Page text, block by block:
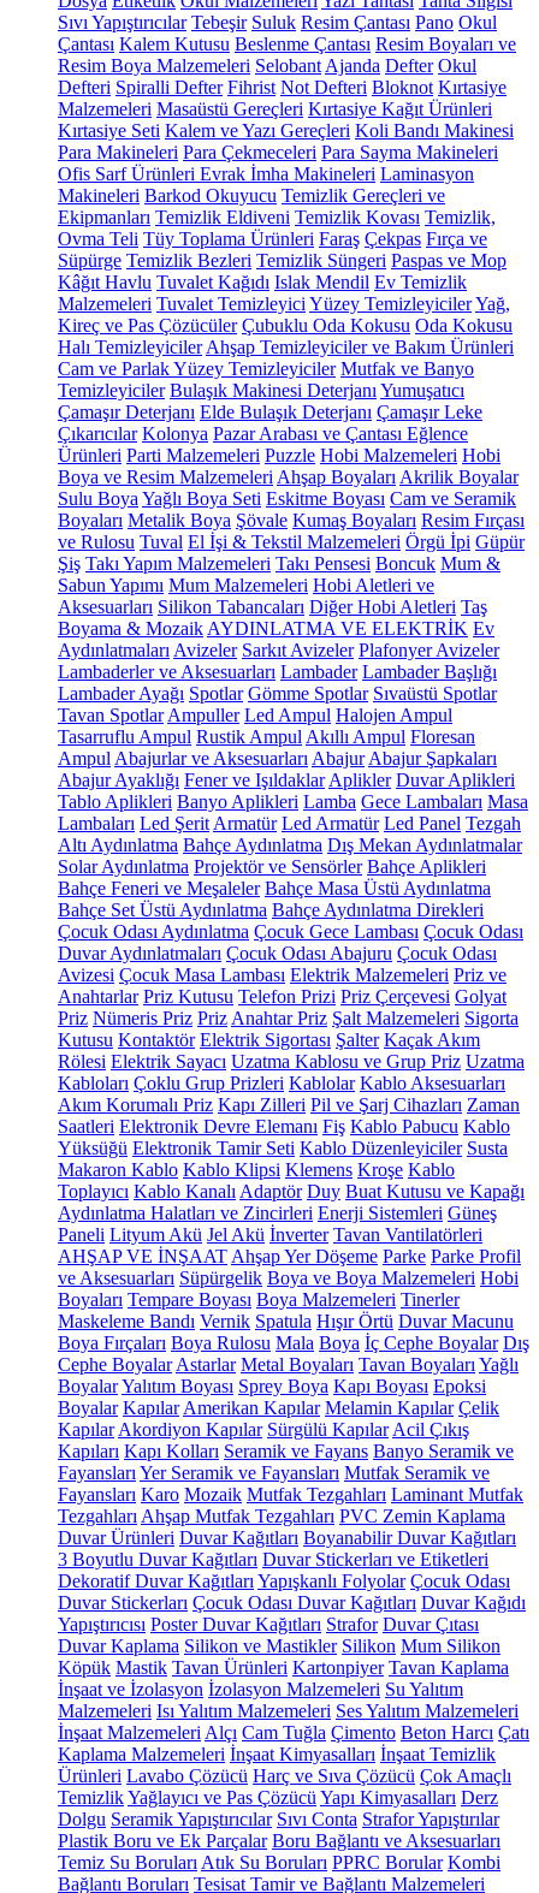
Sıvı Yapıştırıcılar Tebeşir Suluk Resim Çantası Pano Okul
Çantası Kalem Kutusu Beslenme Çantası Resim Boyaları ve
Resim Boya Malzemeleri Selobant Ajanda Defter Okul
Defteri Spiralli Defter Fihrist Not Defteri Bloknot Kırtasiye
Malzemeleri Masaüstü Gereçleri Kırtasiye Kağıt Ürünleri
Kırtasiye Seti Kalem ve Yazı Gereçleri Koli Bandı Makinesi
Para Makineleri Para Çekmeceleri Para Sayma Makineleri
Ofis Sarf Ürünleri Evrak İmha Makineleri Laminasyon
Makineleri Barkod Okuyucu Temizlik Gereçleri ve
Ekipmanları Temizlik Eldiveni Temizlik Kovası Temizlik,
Ovma Teli Tüy Toplama Ürünleri Faraş Çekpas Fırça ve
Süpürge Temizlik Bezleri Temizlik Süngeri Paspas ve Mop
Kâğıt Havlu Tuvalet Kağıdı Islak Mendil Ev Temizlik
Malzemeleri Tuvalet Temizleyici Yüzey TemizleyicilerYağ,
Kireç ve Pas Çözücüler Çubuklu Oda Kokusu Oda Kokusu
Halı Temizleyiciler Ahşap Temizleyiciler ve Bakım Ürünleri
Cam ve Parlak Yüzey Temizleyiciler Mutfak ve Banyo
Temizleyiciler Bulaşık Makinesi Deterjanı Yumuşatıcı
Çamaşır Deterjanı Elde Bulaşık Deterjanı Çamaşır Leke
Çıkarıcılar Kolonya Pazar Arabası ve Çantası Eğlence
Ürünleri Parti Malzemeleri Puzzle Hobi Malzemeleri Hobi
Boya ve Resim Malzemeleri Ahşap Boyaları Akrilik Boyalar
Sulu Boya Yağlı Boya Seti Eskitme Boyası Cam ve Seramik
Boyaları Metalik Boya Şövale Kumaş Boyaları Resim Fırçası
ve Rulosu Tuval El İşi & Tekstil Malzemeleri Örgü İpi Güpür
Şiş Takı Yapım Malzemeleri Takı Pensesi Boncuk Mum &
Sabun Yapımı Mum Malzemeleri Hobi Aletleri ve
Aksesuarları Silikon Tabancaları Diğer Hobi Aletleri Taş
Boyama & Mozaik AYDINLATMA VE ELEKTRİK Ev
Aydınlatmaları Avizeler Sarkıt Avizeler Plafonyer Avizeler
Lambaderler ve Aksesuarları Lambader Lambader Başlığı
Lambader Ayağı Spotlar Gömme Spotlar Sıvaüstü Spotlar
Tavan Spotlar Ampuller Led Ampul Halojen Ampul
Tasarruflu Ampul Rustik Ampul Akıllı Ampul Floresan
Ampul Abajurlar ve Aksesuarları Abajur Abajur Şapkaları
Abajur Ayaklığı Fener ve Işıldaklar Aplikler Duvar Aplikleri
Tablo Aplikleri Banyo Aplikleri Lamba Gece Lambaları Masa
Lambaları Led Şerit Armatür Led Armatür Led Panel Tezgah
Altı Aydınlatma Bahçe Aydınlatma Dış Mekan Aydınlatmalar
Solar Aydınlatma Projektör ve Sensörler Bahçe Aplikleri
Bahçe Feneri ve Meşaleler Bahçe Masa Üstü Aydınlatma
Bahçe Set Üstü Aydınlatma Bahçe Aydınlatma Direkleri
Çocuk Odası Aydınlatma Çocuk Gece Lambası Çocuk Odası
Duvar Aydınlatmaları Çocuk Odası Abajuru Çocuk Odası
Avizesi Çocuk Masa Lambası Elektrik Malzemeleri Priz ve
Anahtarlar Priz Kutusu Telefon Prizi Priz Çerçevesi Golyat
Priz Nümeris Priz Priz Anahtar Priz Şalt Malzemeleri Sigorta
Kutusu Kontaktör Elektrik Sigortası Şalter Kaçak Akım
Rölesi Elektrik Sayacı Uzatma Kablosu ve Grup Priz Uzatma
Kabloları Çoklu Grup Prizleri Kablolar Kablo Aksesuarları
Akım Korumalı Priz Kapı Zilleri Pil ve Şarj Cihazları Zaman
Saatleri Elektronik Devre Elemanı Fiş Kablo Pabucu Kablo
Yüksüğü Elektronik Tamir Seti Kablo Düzenleyiciler Susta
Makaron Kablo Kablo Klipsi Klemens Kroşe Kablo
Toplayıcı Kablo Kanalı Adaptör Duy Buat Kutusu ve Kapağı
Aydınlatma Halatları ve Zincirleri Enerji Sistemleri Güneş
Paneli Lityum Akü Jel Akü İnverter Tavan Vantilatörleri
AHŞAP VE İNŞAAT Ahşap Yer Döşeme Parke Parke Profil
ve Aksesuarları Süpürgelik Boya ve Boya Malzemeleri Hobi
Boyaları Tempare Boyası Boya Malzemeleri Tinerler
Maskeleme Bandı Vernik Spatula Hışır Örtü Duvar Macunu
Boya Fırçaları Boya Rulosu Mala Boya İç Cephe Boyalar Dış
Cephe Boyalar Astarlar Metal Boyaları Tavan Boyaları Yağlı
BoyalarYalıtım Boyası Sprey Boya Kapı Boyası Epoksi
Boyalar Kapılar Amerikan Kapılar Melamin Kapılar Çelik
Kapılar Akordiyon Kapılar Sürgülü Kapılar Acil Çıkış
Kapıları Kapı Kolları Seramik ve Fayans Banyo Seramik ve
Fayansları Yer Seramik ve Fayansları Mutfak Seramik ve
Fayansları Karo Mozaik Mutfak Tezgahları Laminant Mutfak
Tezgahları Ahşap Mutfak Tezgahları PVC Zemin Kaplama
Duvar Ürünleri Duvar Kağıtları Boyanabilir Duvar Kağıtları
3 Boyutlu Duvar Kağıtları Duvar Stickerları ve Etiketleri
Dekoratif Duvar Kağıtları Yapışkanlı Folyolar Çocuk Odası
Duvar Stickerları Çocuk Odası Duvar Kağıtları Duvar Kağıdı
Yapıştırıcısı Poster Duvar Kağıtları Strafor Duvar Çıtası
Duvar Kaplama Silikon ve Mastikler Silikon Mum Silikon
Köpük Mastik Tavan Ürünleri Kartonpiyer Tavan Kaplama
İnşaat ve İzolasyon İzolasyon Malzemeleri Su Yalıtım
Malzemeleri Isı Yalıtım Malzemeleri Ses Yalıtım Malzemeleri
İnşaat Malzemeleri Alçı Cam Tuğla Çimento Beton Harcı Çatı
Kaplama Malzemeleri İnşaat Kimyasalları İnşaat Temizlik
Ürünleri Lavabo Çözücü Harç ve Sıva Çözücü Çok Amaçlı
TemizlikYağlayıcı ve Pas Çözücü Yapı Kimyasalları Derz
Dolgu Seramik Yapıştırıcılar Sıvı Conta Strafor Yapıştırılar
Plastik Boru ve Ek Parçalar Boru Bağlantı ve Aksesuarları
Temiz Su Boruları Atık Su Boruları PPRC Borular Kombi
Bağlantı Boruları Tesisat Tamir ve Bağlantı Malzemeleri